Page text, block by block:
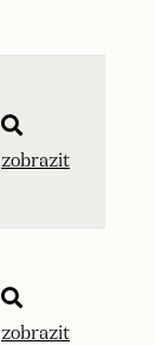
zobrazit
zobrazit